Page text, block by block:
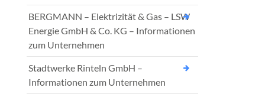
BERGMANN – Elektrizität & Gas – LSW
Energie GmbH & Co. KG – Informationen
zum Unternehmen
Stadtwerke Rinteln GmbH –
Informationen zum Unternehmen